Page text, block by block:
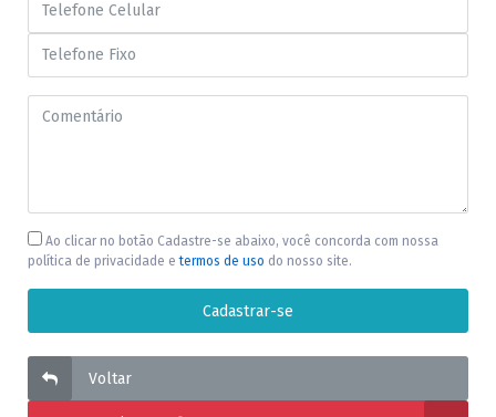
Ao clicar no botão Cadastre-se abaixo, você concorda com nossa
política de privacidade etermos de uso do nosso site.
Voltar